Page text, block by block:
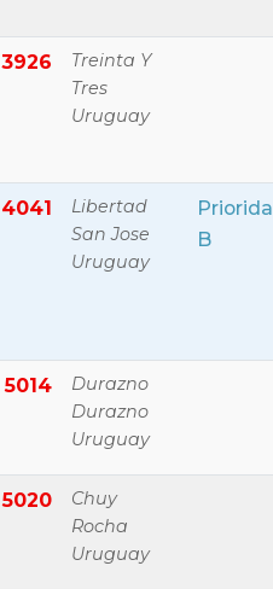
3926
Treinta Y
Tres
Uruguay
4041
Libertad
San Jose
Uruguay
B
5014
Durazno
Durazno
Uruguay
5020
Chuy
Rocha
Uruguay